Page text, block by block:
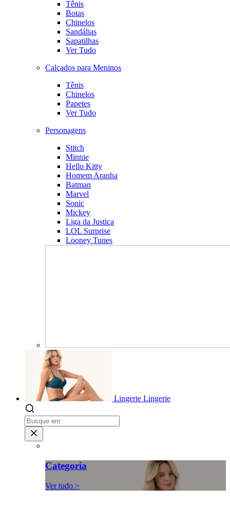
Tênis
Botas
Chinelos
Sandálias
Sapatilhas
Ver Tudo
Calçados para Meninos
Tênis
Chinelos
Papetes
Ver Tudo
Personagens
Stitch
Minnie
Hello Kitty
Homem Aranha
Batman
Marvel
Sonic
Mickey
Liga da Justiça
LOL Surprise
Looney Tunes
Lingerie Lingerie
Categoria
Ver tudo >